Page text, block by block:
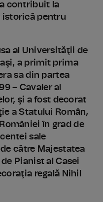
contribuit la
istorică pentru
al Universităţii de
a primit prima
sa din partea
– Cavaler al
şi a fost decorat
a Statului Român,
în grad de
sale
către Majestatea
Pianist al Casei
regală Nihil